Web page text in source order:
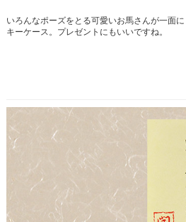
いろんなポーズをとる可愛いお馬さんが一面
キーケース。プレゼントにもいいですね。